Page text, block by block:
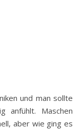
und man sollte
anfühlt. Maschen
aber wie ging es